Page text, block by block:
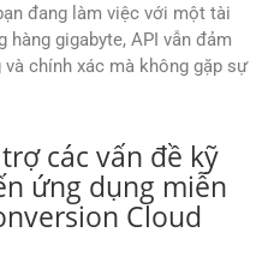
đang làm việc với một tài
hàng gigabyte, API vẫn đảm
chính xác mà không gặp sự
các vấn đề kỹ
ứng dụng miễn
Cloud